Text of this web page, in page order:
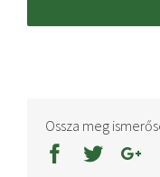
Ossza meg